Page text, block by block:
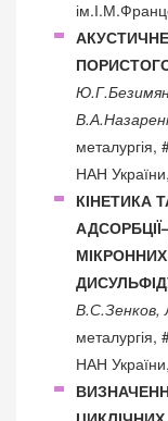
НАН
КІНЕТИКА
В.С.Зенков,
НАН